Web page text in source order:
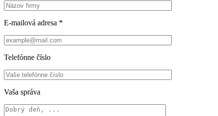
E-mailová adresa *
Telefónne číslo
Vaša správa